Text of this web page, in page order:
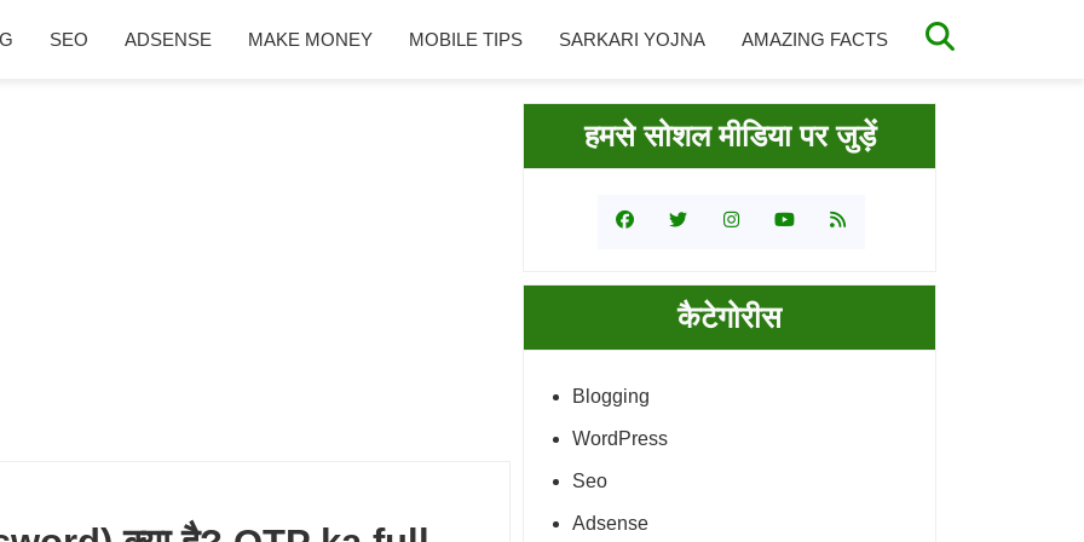
SEO ADSENSE MAKE MONEY MOBILE TIPS SARKARI YOJNA AMAZING FACTS
Primary
Sidebar
हमसे सोशल मीडिया पर जुड़ें
कैटेगोरीस
Blogging
WordPress
Seo
Adsense